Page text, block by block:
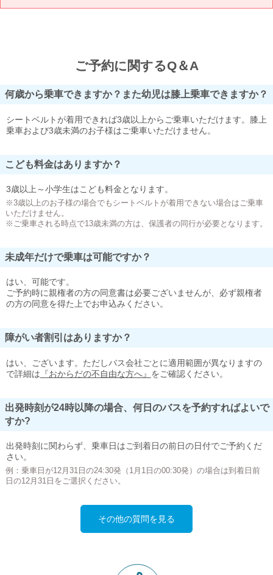
ご予約に関するQ＆A
何歳から乗車できますか？また幼児は膝上乗車できますか？
シートベルトが着用できれば3歳以上からご乗車いただけます。膝上
乗車および3歳未満のお子様はご乗車いただけません。
こども料金はありますか？
3歳以上～小学生はこども料金となります。
※3歳以上のお子様の場合でもシートベルトが着用できない場合はご乗車
いただけません。
※ご乗車される時点で13歳未満の方は、保護者の同行が必要となります。
未成年だけで乗車は可能ですか？
はい、可能です。
ご予約時に親権者の方の同意書は必要ございませんが、必ず親権者
の方の同意を得た上でお申込みください。
障がい者割引はありますか？
はい、ございます。ただしバス会社ごとに適用範囲が異なりますの
で詳細は 『おからだの不自由な方へ』 をご確認ください。
出発時刻が24時以降の場合、何日のバスを予約すればよいで
すか?
出発時刻に関わらず、乗車日はご到着日の前日の日付でご予約くだ
さい。
例：乗車日が12月31日の24:30発（1月1日の00:30発）の場合は到着日前
日の12月31日をご選択ください。
その他の質問を見る